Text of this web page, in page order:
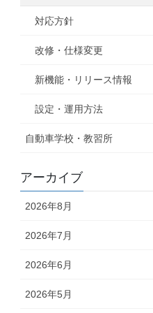
対応方針
改修・仕様変更
新機能・リリース情報
設定・運用方法
自動車学校・教習所
アーカイブ
2026年8月
2026年7月
2026年6月
2026年5月